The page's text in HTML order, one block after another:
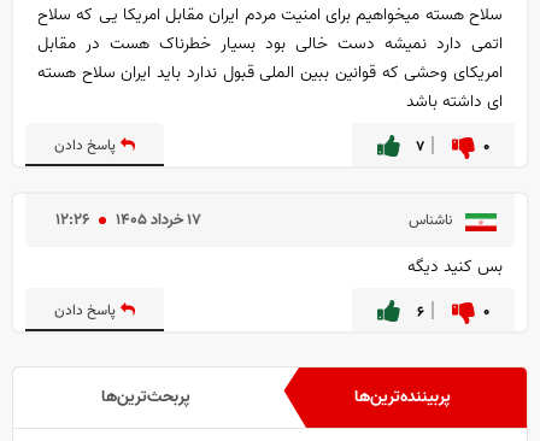
سلاح هسته میخواهیم برای امنیت مردم ایران مقابل امریکا یی که سلاح
اتمی دارد نمیشه دست خالی بود بسیار خطرناک هست در مقابل
امریکای وحشی که قوانین ببین الملی قبول ندارد باید ایران سلاح هسته
ای داشته باشد
۰ ۷ پاسخ دادن
ناشناس ۱۲:۲۶ ۱۷ خرداد ۱۴۰۵
بس کنید دیگه
۰ ۶ پاسخ دادن
پربیننده‌ترین‌ها پربحث‌ترین‌ها